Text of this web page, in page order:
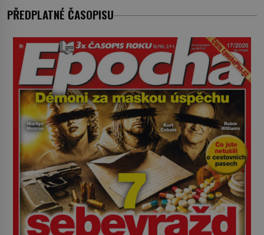
jenom jednou z nemovitostí
PŘEDPLATNÉ ČASOPISU